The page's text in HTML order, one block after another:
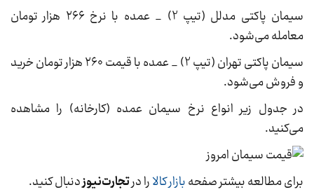
سیمان پاکتی مدلل (تیپ 2) _ عمده با نرخ ۲۶۶ هزار تومان
معامله می‌شود.
سیمان پاکتی تهران (تیپ 2) _ عمده با قیمت ۲۶۰ هزار تومان خرید
و فروش می‌شود.
در جدول زیر انواع نرخ سیمان عمده (کارخانه) را مشاهده
می‌کنید.
برای مطالعه بیشتر صفحهبازار کالارا درتجارت‌نیوزدنبال کنید.